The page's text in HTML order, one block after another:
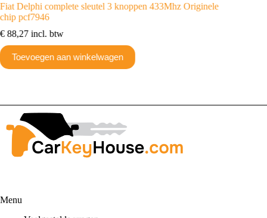
Fiat Delphi complete sleutel 3 knoppen 433Mhz Originele
chip pcf7946
€ 88,27 incl. btw
Toevoegen aan winkelwagen
Menu